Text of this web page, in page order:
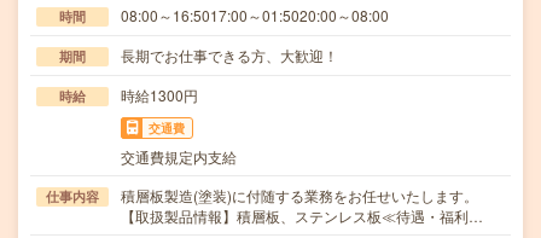
時間 08:00～16:5017:00～01:5020:00～08:00
期間 長期でお仕事できる方、大歓迎！
時給 時給1300円
交通費
交通費規定内支給
仕事内容
積層板製造(塗装)に付随する業務をお任せいたします。
【取扱製品情報】積層板、ステンレス板≪待遇・福利…